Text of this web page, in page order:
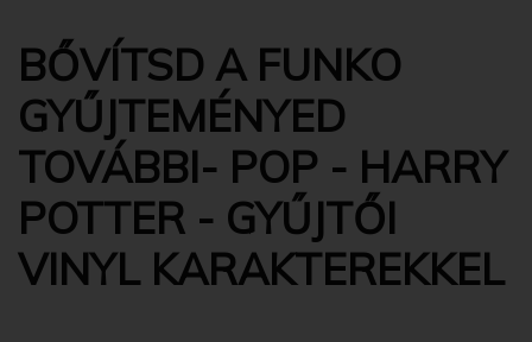
BŐVÍTSD A FUNKO
GYŰJTEMÉNYED
TOVÁBBI- POP - HARRY
POTTER - GYŰJTŐI
VINYL KARAKTEREKKEL